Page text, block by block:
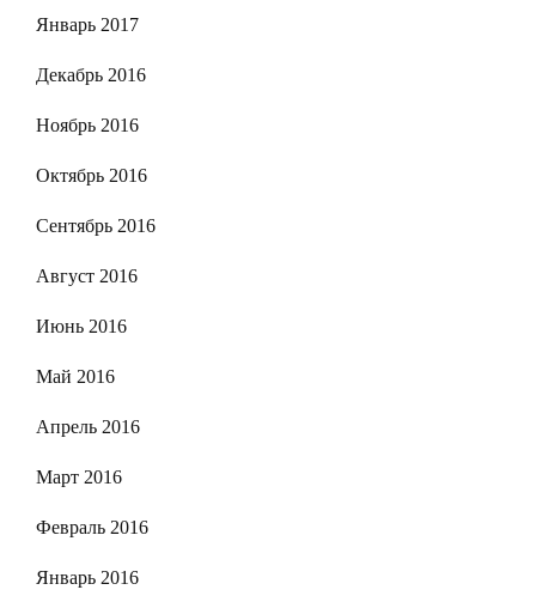
Январь 2017
Декабрь 2016
Ноябрь 2016
Октябрь 2016
Сентябрь 2016
Август 2016
Июнь 2016
Май 2016
Апрель 2016
Март 2016
Февраль 2016
Январь 2016